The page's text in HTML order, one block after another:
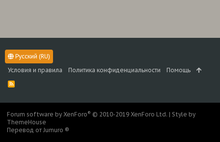
Русский (RU)
Условия и правила
Политика конфиденциальности Помощь
R
S
Forum software by XenForo® © 2010-2019 XenForo Ltd. | Style by
ThemeHouse
Перевод от Jumuro ®